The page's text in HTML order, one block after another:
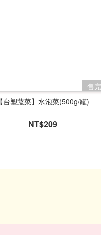
售完
【台塑蔬菜】水泡菜(500g/罐)
NT$209